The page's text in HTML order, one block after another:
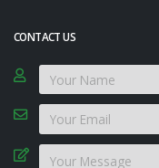
CONTACT US